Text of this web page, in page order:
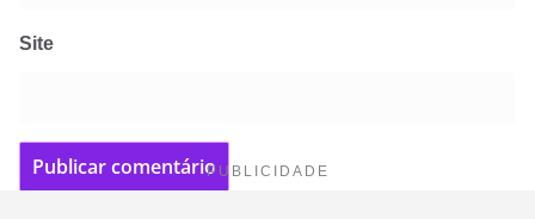
Site
PUBLICIDADE